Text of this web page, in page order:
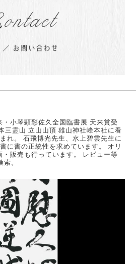
・小琴顕彰佐久全国臨書展 天来賞受
三霊山 立山山頂 雄山神社峰本社に看
れ。
石飛博光先生、水上碧雲先生に
に書の正統性を求めています。
オリ
・販売も行っています。
レビュー等
。